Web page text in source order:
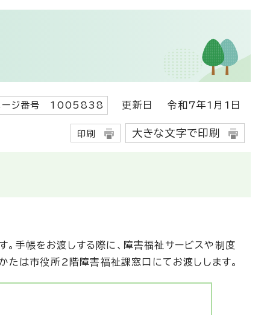
ージ番号 1005838 更新日 令和7年1月1日
印刷 大きな文字で印刷
手帳をお渡しする際に、障害福祉サービスや制度
たは市役所2階障害福祉課窓口にてお渡しします。